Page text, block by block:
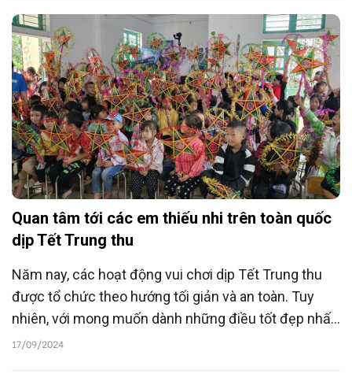
em Lương Ngọc Bảo Trang - THCS Thịnh Liệt (Hà
Nội).
Quan tâm tới các em thiếu nhi trên toàn quốc
dịp Tết Trung thu
Năm nay, các hoạt động vui chơi dịp Tết Trung thu
được tổ chức theo hướng tối giản và an toàn. Tuy
nhiên, với mong muốn dành những điều tốt đẹp nhất
cho trẻ em, Hội Bảo vệ quyền trẻ em ở các địa
17/09/2024